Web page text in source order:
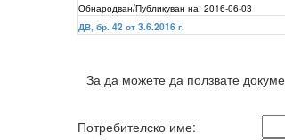
Обнародван/Публикуван на: 2016-06-03
ДВ, бр. 42 от 3.6.2016 г.
За да можете да ползвате
Потребителско име: